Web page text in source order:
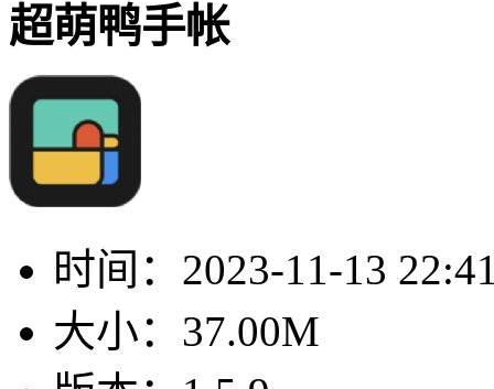
超萌鸭手帐
时间： 2023-11-13
大小： 37.00M